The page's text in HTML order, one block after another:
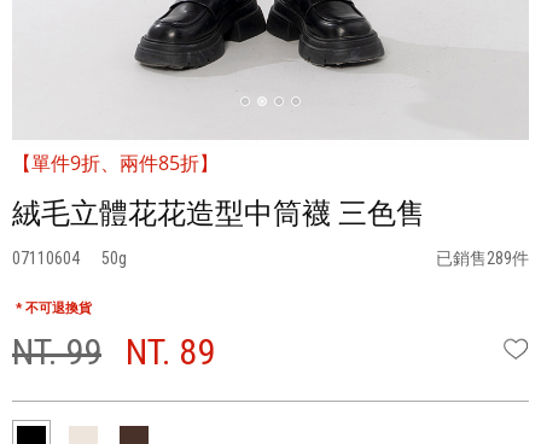
【單件9折、兩件85折】
絨毛立體花花造型中筒襪 三色售
07110604 50 已銷售289件
* 不可退換貨
NT. 99 NT. 89